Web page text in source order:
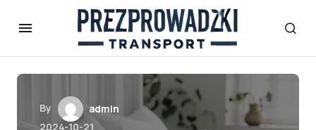
By
admin
2024-10-21